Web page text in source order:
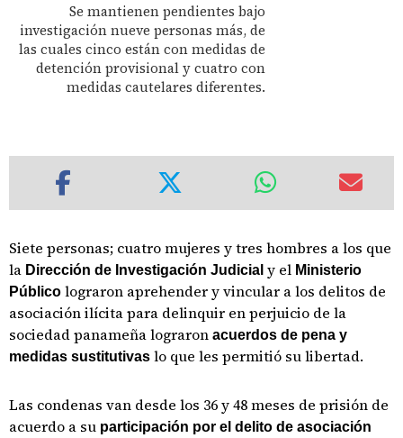
Se mantienen pendientes bajo
investigación nueve personas más, de
las cuales cinco están con medidas de
detención provisional y cuatro con
medidas cautelares diferentes.
Siete personas; cuatro mujeres y tres hombres a los que
la Dirección de Investigación Judicial y el Ministerio
Público lograron aprehender y vincular a los delitos de
asociación ilícita para delinquir en perjuicio de la
sociedad panameña lograron acuerdos de pena y
medidas sustitutivas lo que les permitió su libertad.
Las condenas van desde los 36 y 48 meses de prisión de
acuerdo a su participación por el delito de asociación